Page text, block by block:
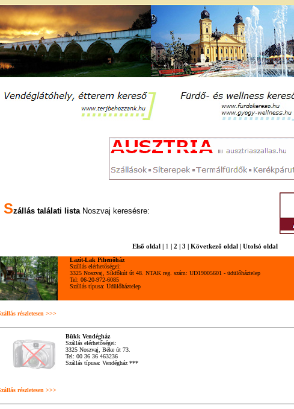
Szállás találati listaNoszvaj keresésre:
Első oldal | 1 | 2 | 3 | Következő oldal | Utolsó oldal
Lazít-Lak Pihenőház
Szállás elérhetőségei:
3325 Noszvaj, Síkfőkút út 48. NTAK reg. szám: UD19005601 - üdülőháztelep
Tel: 06-20-972-6085
Szállás típusa: Üdülőháztelep
részletesen >>>
Bükk Vendégház
Szállás elérhetőségei:
3325 Noszvaj, Béke út 73.
Tel: 00 36 36 463236
Szállás típusa: Vendégház ***
részletesen >>>